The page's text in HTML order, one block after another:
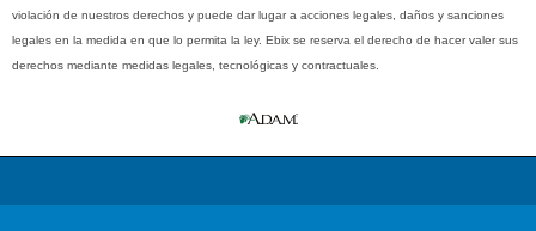
violación de nuestros derechos y puede dar lugar a acciones legales, daños y sanciones
legales en la medida en que lo permita la ley. Ebix se reserva el derecho de hacer valer sus
derechos mediante medidas legales, tecnológicas y contractuales.